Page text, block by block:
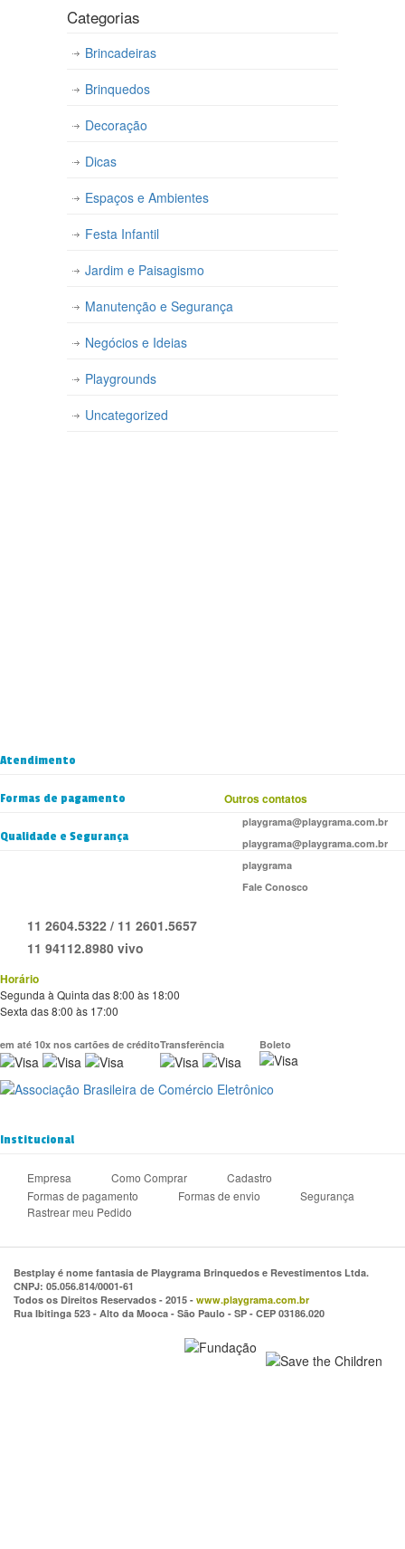
Categorias
Brincadeiras
Brinquedos
Decoração
Dicas
Espaços e Ambientes
Festa Infantil
Jardim e Paisagismo
Manutenção e Segurança
Negócios e Ideias
Playgrounds
Uncategorized
Atendimento
Outros contatos
playgrama@playgrama.com.br
playgrama@playgrama.com.br
playgrama
Fale Conosco
11 2604.5322 / 11 2601.5657
11 94112.8980 vivo
Horário
Segunda à Quinta das 8:00 às 18:00
Sexta das 8:00 às 17:00
Formas de pagamento
em até 10x nos cartões de créditoTransferência Boleto
Qualidade e Segurança
Institucional
Empresa Como Comprar
Cadastro
Formas de pagamento
Formas de envio
Segurança
Rastrear meu Pedido
Bestplay é nome fantasia de Playgrama Brinquedos e Revestimentos Ltda.
CNPJ: 05.056.814/0001-61
Todos os Direitos Reservados - 2015 - www.playgrama.com.br
Rua Ibitinga 523 - Alto da Mooca - São Paulo - SP - CEP 03186.020